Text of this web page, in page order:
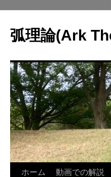
テ
ン
へ
ス
キ
ッ
プ
弧理論(Ark
ホーム 動画での解説